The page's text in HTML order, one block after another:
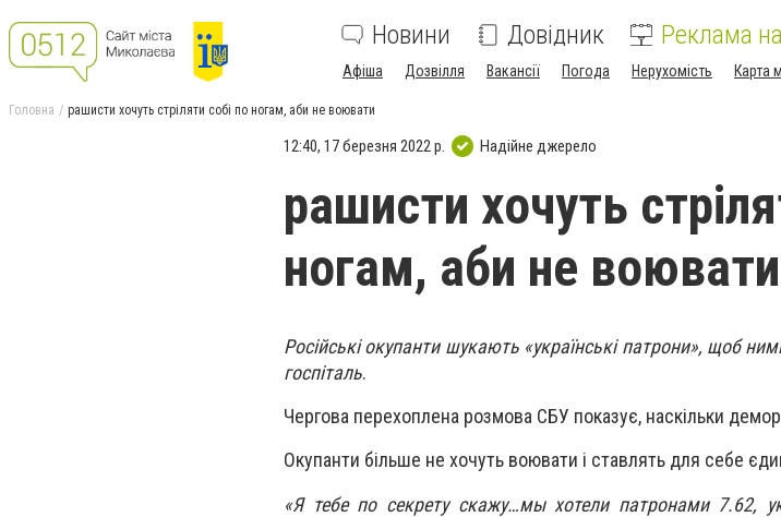
Новини Довідник Реклама
Афіша Дозвілля Вакансії Погода Нерухомість Карта
Головна рашисти хочуть стріляти собі по ногам, аби не воювати
12:40, 17 березня 2022 р. Надійне джерело
рашисти хочуть
ногам, аби не воювати
Російські окупанти шукають «українські патрони», щоб
госпіталь.
Чергова перехоплена розмова СБУ показує, наскільки
Окупанти більше не хочуть воювати і ставлять для себе
«Я тебе по секрету скажу…мы хотели патронами 7.62,